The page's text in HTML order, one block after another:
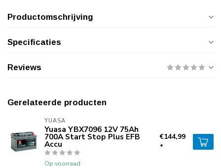
Productomschrijving
Specificaties
Reviews
Gerelateerde producten
YUASA
Yuasa YBX7096 12V 75Ah
700A Start Stop Plus EFB
Accu
Op voorraad
€144,99
*